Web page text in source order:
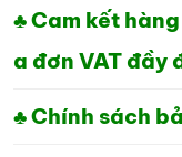
♣ Cam kết hàng
a đơn VAT đầy
♣ Chính sách